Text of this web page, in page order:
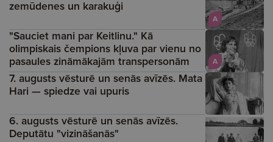
A
zemūdenes un karakuģi
A
"Sauciet mani par Keitlinu." Kā
olimpiskais čempions kļuva par vienu no
pasaules zināmākajām transpersonām
7. augusts vēsturē un senās avīzēs. Mata
Hari — spiedze vai upuris
6. augusts vēsturē un senās avīzēs.
Deputātu "vizināšanās"